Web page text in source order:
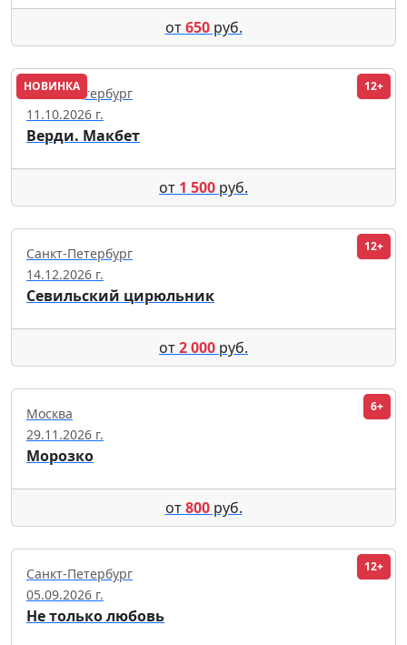
от650руб.
НОВИНКА 12+
Санкт-Петербург
11.10.2026 г.
Верди. Макбет
от 1 500 руб.
12+
Санкт-Петербург
14.12.2026 г.
Севильский цирюльник
от2 000 руб.
6+
Москва
29.11.2026 г.
Морозко
от800руб.
12+
Санкт-Петербург
05.09.2026 г.
Не только любовь